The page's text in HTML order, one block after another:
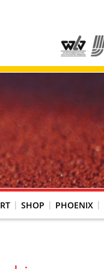
SHOP PHOENIX